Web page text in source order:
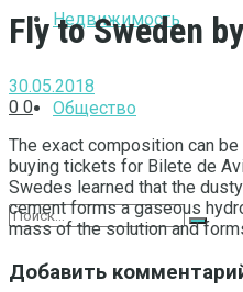
Недвижимость
Общество
Fly to Sweden by
30.05.2018
0 0
The exact composition can
buying tickets for Bilete de
Swedes learned that the
cement forms a gaseous
mass of the solution and
Добавить